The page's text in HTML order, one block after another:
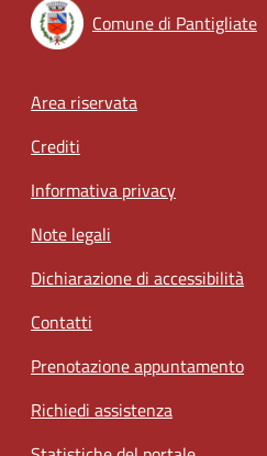
Comune di Pantigliate
Footer menu
Area riservata
Crediti
Informativa privacy
Note legali
Dichiarazione di accessibilità
Contatti
Prenotazione appuntamento
Richiedi assistenza